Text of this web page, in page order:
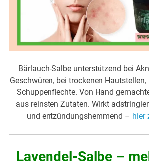
Bärlauch-Salbe unterstützend bei
Geschwüren, bei trockenen
Schuppenflechte. Von Hand
aus reinsten Zutaten. Wirkt
und entzündungshemmend – hier
Lavendel-Salbe –